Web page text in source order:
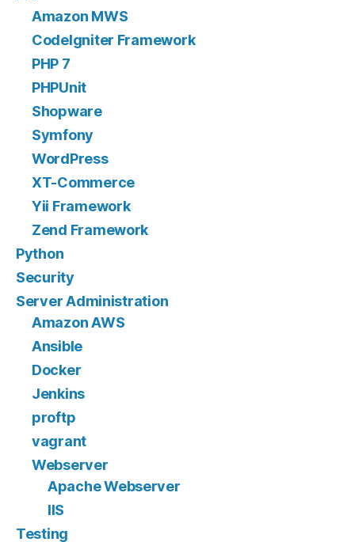
Amazon MWS
CodeIgniter Framework
PHP 7
PHPUnit
Shopware
Symfony
WordPress
XT-Commerce
Yii Framework
Zend Framework
Python
Security
Server Administration
Amazon AWS
Ansible
Docker
Jenkins
proftp
vagrant
Webserver
Apache Webserver
IIS
Testing